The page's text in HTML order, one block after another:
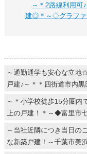
～＊2路線利用可
建◎＊～◇グラファ
～通勤通学も安心な立地
戸建♪～＊＊四街道市内黒
～＊小学校徒歩15分圏
上の戸建！＊～◆富里市
～当社近隣につき当日の
な新築戸建！～千葉市美